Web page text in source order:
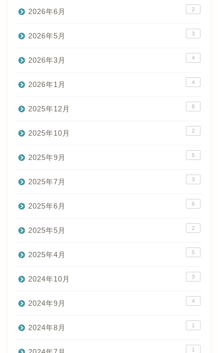
2026年6月 2
2026年5月 3
2026年3月 4
2026年1月 4
2025年12月 8
2025年10月 2
2025年9月 5
2025年7月 3
2025年6月 6
2025年5月 2
2025年4月 5
2024年10月 3
2024年9月 4
2024年8月 1
1